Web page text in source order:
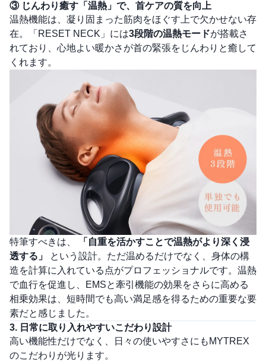
③ じんわり癒す「温熱」で、首ケアの質を向上
温熱機能は、凝り固まった筋肉をほぐす上で欠かせない存
在。「RESET NECK」には3段階の温熱モードが搭載さ
れており、心地よい暖かさが首の緊張をじんわりと癒して
くれます。
特筆すべきは、
「自重を活かすことで温熱がより深く浸
透する」
という設計。ただ温めるだけでなく、身体の構
造を計算に入れている点がプロフェッショナルです。温熱
で血行を促進し、EMSと牽引機能の効果をさらに高める
相乗効果は、短時間でも高い満足感を得るための重要な要
素だと感じました。
3. 日常に取り入れやすいこだわり設計
高い機能性だけでなく、日々の使いやすさにもMYTREX
のこだわりが光ります。